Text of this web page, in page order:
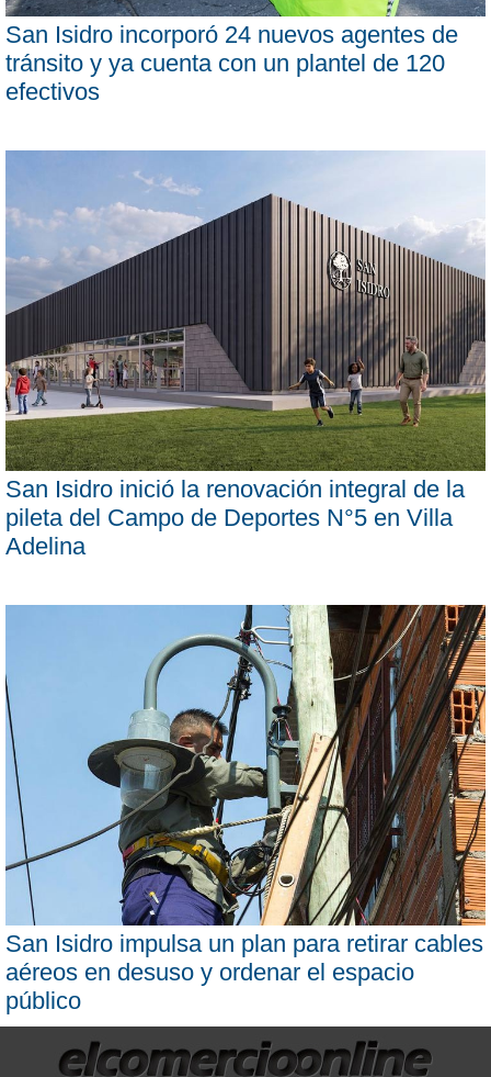
San Isidro incorporó 24 nuevos agentes de
tránsito y ya cuenta con un plantel de 120
efectivos
San Isidro inició la renovación integral de la
pileta del Campo de Deportes N°5 en Villa
Adelina
San Isidro impulsa un plan para retirar cables
aéreos en desuso y ordenar el espacio
público